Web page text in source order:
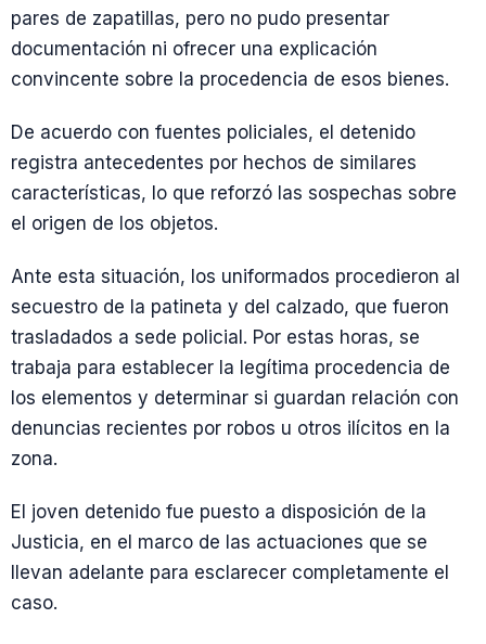
pares de zapatillas, pero no pudo presentar
documentación ni ofrecer una explicación
convincente sobre la procedencia de esos bienes.
De acuerdo con fuentes policiales, el detenido
registra antecedentes por hechos de similares
características, lo que reforzó las sospechas sobre
el origen de los objetos.
Ante esta situación, los uniformados procedieron al
secuestro de la patineta y del calzado, que fueron
trasladados a sede policial. Por estas horas, se
trabaja para establecer la legítima procedencia de
los elementos y determinar si guardan relación con
denuncias recientes por robos u otros ilícitos en la
zona.
El joven detenido fue puesto a disposición de la
Justicia, en el marco de las actuaciones que se
llevan adelante para esclarecer completamente el
caso.